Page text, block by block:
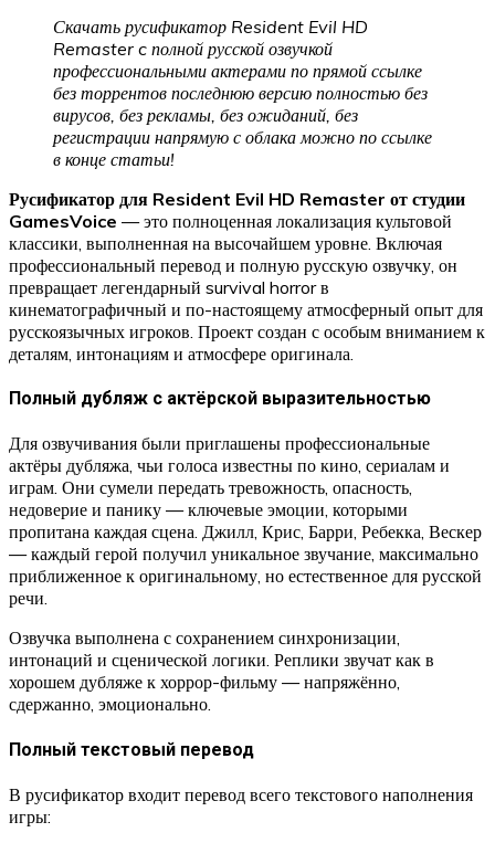
Скачать русификатор Resident Evil HD
Remaster c полной русской озвучкой
профессиональными актерами по прямой ссылке
без торрентов последнюю версию полностью без
вирусов, без рекламы, без ожиданий, без
регистрации напрямую с облака можно по ссылке
в конце статьи!
Русификатор для Resident Evil HD Remaster от студии
GamesVoice — это полноценная локализация культовой
классики, выполненная на высочайшем уровне. Включая
профессиональный перевод и полную русскую озвучку, он
превращает легендарный survival horror в
кинематографичный и по-настоящему атмосферный опыт для
русскоязычных игроков. Проект создан с особым вниманием к
деталям, интонациям и атмосфере оригинала.
Полный дубляж с актёрской выразительностью
Для озвучивания были приглашены профессиональные
актёры дубляжа, чьи голоса известны по кино, сериалам и
играм. Они сумели передать тревожность, опасность,
недоверие и панику — ключевые эмоции, которыми
пропитана каждая сцена. Джилл, Крис, Барри, Ребекка, Вескер
— каждый герой получил уникальное звучание, максимально
приближенное к оригинальному, но естественное для русской
речи.
Озвучка выполнена с сохранением синхронизации,
интонаций и сценической логики. Реплики звучат как в
хорошем дубляже к хоррор-фильму — напряжённо,
сдержанно, эмоционально.
Полный текстовый перевод
В русификатор входит перевод всего текстового наполнения
игры: